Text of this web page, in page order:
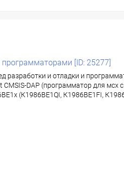
[ID: 25277]
и отладки и
CMSIS-DAP (программатор для
(К1986ВЕ1QI, К1986ВЕ1FI,